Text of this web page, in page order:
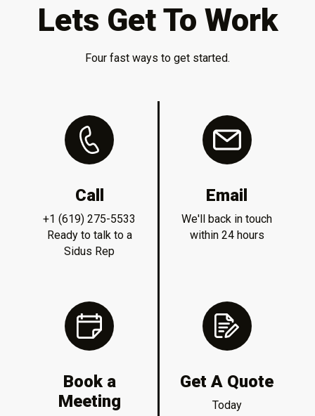
Lets Get To Work
Four fast ways to get started.
Call
+1 (619) 275-5533
Ready to talk to a
Sidus Rep
Email
We'll back in touch
within 24 hours
Book a
Meeting
Get A Quote
Today